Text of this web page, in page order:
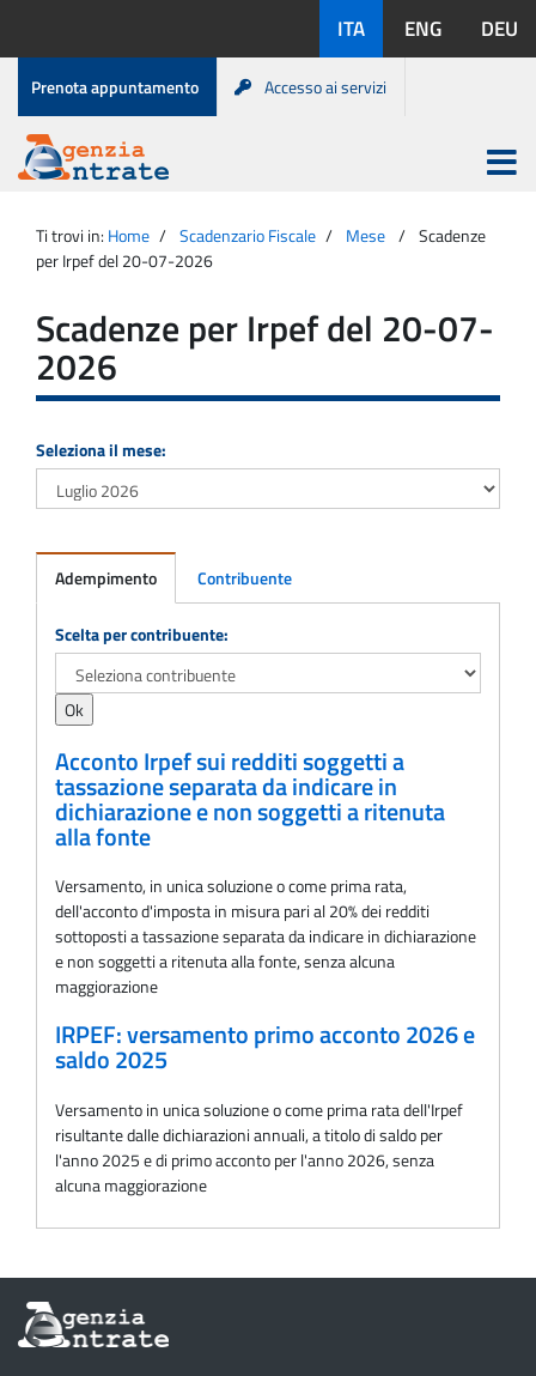
contenuto
disponibili:
ITA ENG DEU
Menu
di
servizio
Prenota appuntamento Accesso ai servizi
Agenzia
Entrate
Apri
menu
principale
Ti trovi in: Home Scadenzario Fiscale Mese
Scadenze
per Irpef del 20-07-2026
Scadenze per Irpef del 20-07-
2026
Seleziona il mese:
Adempimento Contribuente
Adempimento
Scelta per contribuente:
Acconto Irpef sui redditi soggetti a
tassazione separata da indicare in
dichiarazione e non soggetti a ritenuta
alla fonte
Versamento, in unica soluzione o come prima rata,
dell'acconto d'imposta in misura pari al 20% dei redditi
sottoposti a tassazione separata da indicare in dichiarazione
e non soggetti a ritenuta alla fonte, senza alcuna
maggiorazione
IRPEF: versamento primo acconto 2026 e
saldo 2025
Versamento in unica soluzione o come prima rata dell'Irpef
risultante dalle dichiarazioni annuali, a titolo di saldo per
l'anno 2025 e di primo acconto per l'anno 2026, senza
alcuna maggiorazione
Informazioni
sul